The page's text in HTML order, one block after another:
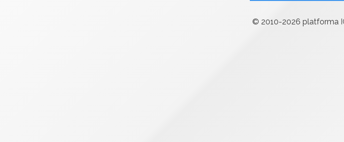
© 2010-2026 platforma